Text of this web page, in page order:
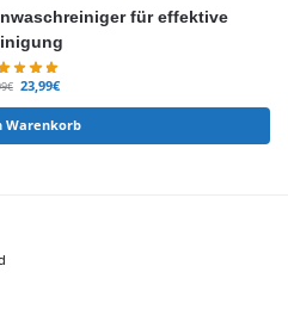
für effektive
€ 23,99€
Warenkorb